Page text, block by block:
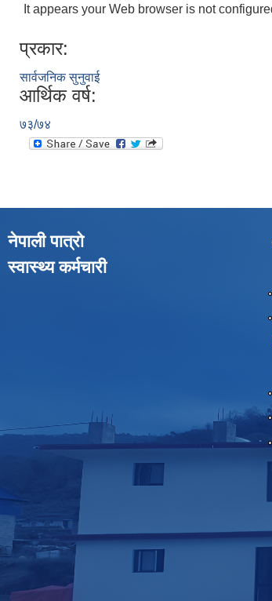
It appears your Web browser is not
प्रकार:
सार्वजनिक सुनुवाई
आर्थिक वर्ष:
७३/७४
नेपाली पात्रो
स्वास्थ्य कर्मचारी